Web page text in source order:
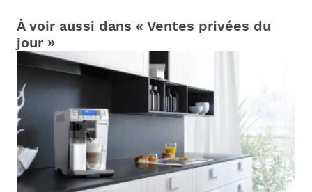
À voir aussi dans « Ventes privées du
jour »